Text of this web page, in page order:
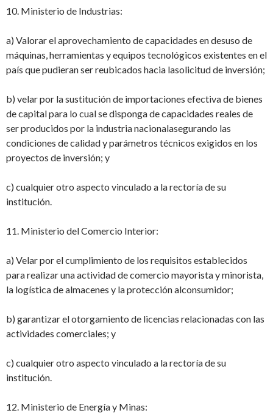
10. Ministerio de Industrias:
a) Valorar el aprovechamiento de capacidades en desuso de
máquinas, herramientas y equipos tecnológicos existentes en el
país que pudieran ser reubicados hacia lasolicitud de inversión;
b) velar por la sustitución de importaciones efectiva de bienes
de capital para lo cualse disponga de capacidades reales de
ser producidos por la industria nacionalasegurando las
condiciones de calidad y parámetros técnicos exigidos en los
proyectos de inversión; y
c) cualquier otro aspecto vinculado a la rectoría de su
institución.
11. Ministerio del Comercio Interior:
a) Velar por el cumplimiento de los requisitos establecidos
para realizar una actividadde comercio mayorista y minorista,
la logística de almacenes y la protección alconsumidor;
b) garantizar el otorgamiento de licencias relacionadas con las
actividades comerciales; y
c) cualquier otro aspecto vinculado a la rectoría de su
institución.
12. Ministerio de Energía y Minas: